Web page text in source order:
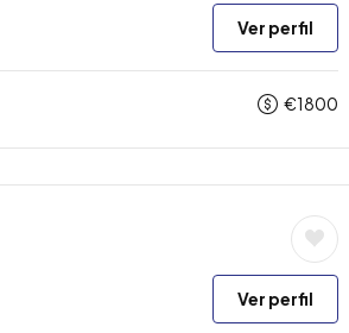
Ver perfil
€1800
Ver perfil